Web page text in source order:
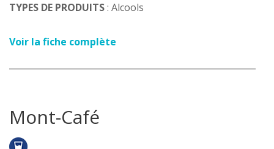
TYPES DE PRODUITS: Alcools
Voir la fiche complète
Mont-Café